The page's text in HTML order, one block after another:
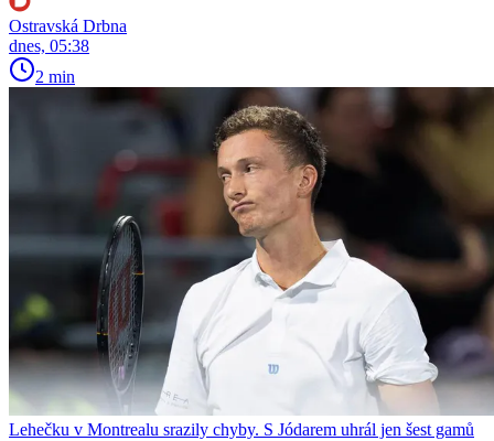
Ostravská Drbna
dnes, 05:38
2 min
Lehečku v Montrealu srazily chyby. S Jódarem uhrál jen šest gamů